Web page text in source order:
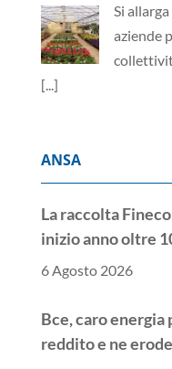
Si
aziende
[...]
ANSA
La raccolta
inizio anno oltre
6 Agosto 2026
Bce, caro energia
reddito e ne